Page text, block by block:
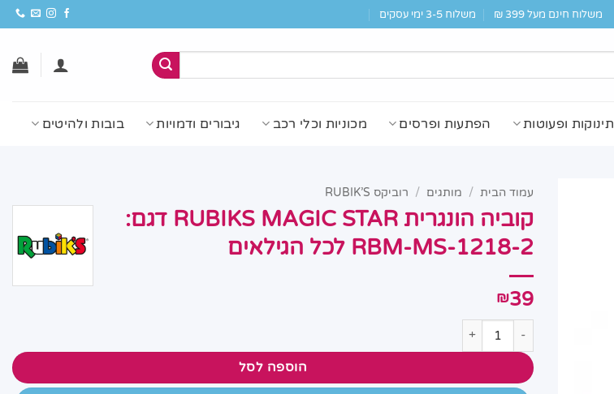
משלוח חינם מעל 399 ₪ משלוח 3-5 ימי עסקים
תינוקות ופעוטות הפתעות ופרסים מכוניות וכלי רכב גיבורים ודמויות בובות ולהיטים
עמוד הבית / מותגים / רוביקס RUBIK’S
קוביה הונגרית RUBIKS MAGIC STAR דגם:
RBM-MS-1218-2 לכל הגילאים
₪39
כמות של קוביה הונגרית RUBIKS MAGIC STAR דגם: RBM-MS-1218-2 לכל הגילאים
הוספה לסל